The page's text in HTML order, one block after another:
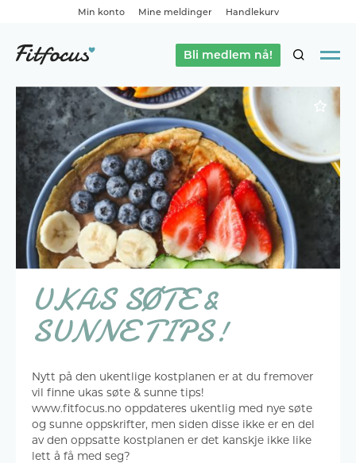
Min konto Mine meldinger Handlekurv
Bli medlem nå!SØK
UKAS SØTE &
SUNNE TIPS!
Nytt på den ukentlige kostplanen er at du fremover
vil finne ukas søte & sunne tips!
www.fitfocus.no oppdateres ukentlig med nye søte
og sunne oppskrifter, men siden disse ikke er en del
av den oppsatte kostplanen er det kanskje ikke like
lett å få med seg?